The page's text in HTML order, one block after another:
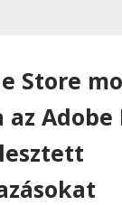
Store
Adobe